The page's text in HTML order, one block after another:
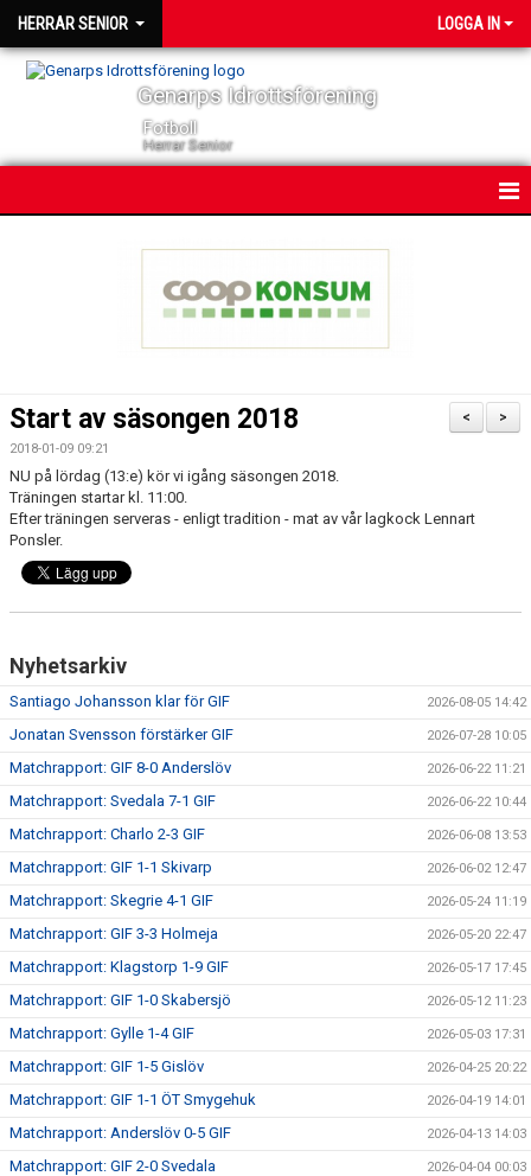
HERRAR SENIOR LOGGA IN
Genarps Idrottsförening
Fotboll
Herrar Senior
TRUPPEN
SERIER
MATCHER
BILDER
ÅRSKORT A-LAG 2026
>
<
Start av säsongen 2018
2018-01-09 09:21
NU på lördag (13:e) kör vi igång säsongen 2018.
Träningen startar kl. 11:00.
Efter träningen serveras - enligt tradition - mat av vår lagkock Lennart
Ponsler.
Nyhetsarkiv
Santiago Johansson klar för GIF 2026-08-05 14:42
Jonatan Svensson förstärker GIF 2026-07-28 10:05
Matchrapport: GIF 8-0 Anderslöv 2026-06-22 11:21
Matchrapport: Svedala 7-1 GIF 2026-06-22 10:44
Matchrapport: Charlo 2-3 GIF 2026-06-08 13:53
Matchrapport: GIF 1-1 Skivarp 2026-06-02 12:47
Matchrapport: Skegrie 4-1 GIF 2026-05-24 11:19
Matchrapport: GIF 3-3 Holmeja 2026-05-20 22:47
Matchrapport: Klagstorp 1-9 GIF 2026-05-17 17:45
Matchrapport: GIF 1-0 Skabersjö 2026-05-12 11:23
Matchrapport: Gylle 1-4 GIF 2026-05-03 17:31
Matchrapport: GIF 1-5 Gislöv 2026-04-25 20:22
Matchrapport: GIF 1-1 ÖT Smygehuk 2026-04-19 14:01
Matchrapport: Anderslöv 0-5 GIF 2026-04-13 14:03
Matchrapport: GIF 2-0 Svedala 2026-04-04 00:03